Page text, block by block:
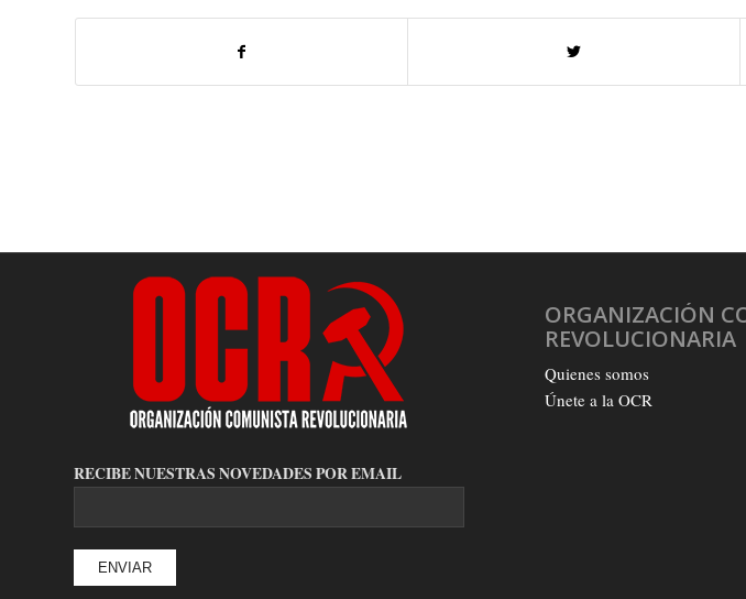
RECIBE NUESTRAS NOVEDADES POR EMAIL
ORGANIZACIÓN
REVOLUCIONARIA
Quienes somos
Únete a la OCR